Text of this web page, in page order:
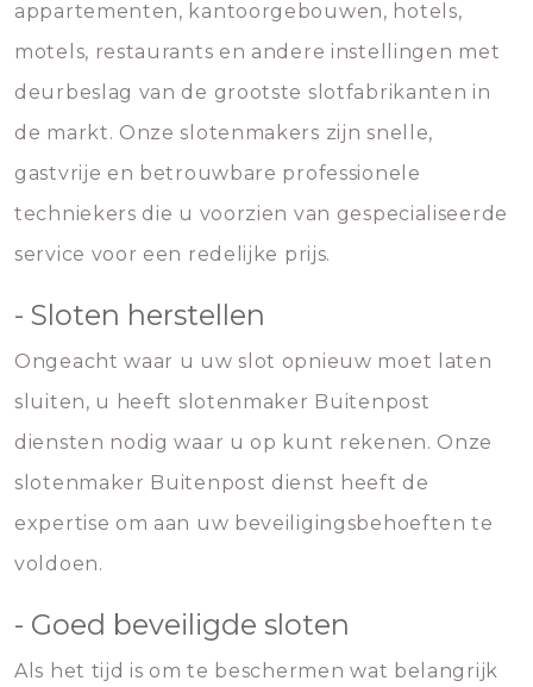
appartementen, kantoorgebouwen, hotels,
motels, restaurants en andere instellingen met
deurbeslag van de grootste slotfabrikanten in
de markt. Onze slotenmakers zijn snelle,
gastvrije en betrouwbare professionele
techniekers die u voorzien van gespecialiseerde
service voor een redelijke prijs.
- Sloten herstellen
Ongeacht waar u uw slot opnieuw moet laten
sluiten, u heeft slotenmaker Buitenpost
diensten nodig waar u op kunt rekenen. Onze
slotenmaker Buitenpost dienst heeft de
expertise om aan uw beveiligingsbehoeften te
voldoen.
- Goed beveiligde sloten
Als het tijd is om te beschermen wat belangrijk